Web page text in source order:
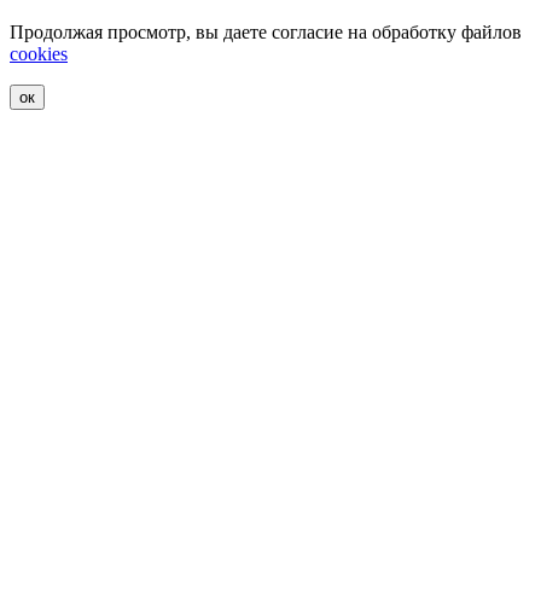
Продолжая просмотр, вы даете согласие на обработку файлов
cookies
ок